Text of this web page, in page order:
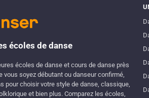
écoles de danse
écoles de danse et cours de danse près
vous soyez débutant ou danseur confirmé,
pour choisir votre style de danse, classique,
et bien plus. Comparez les écoles,